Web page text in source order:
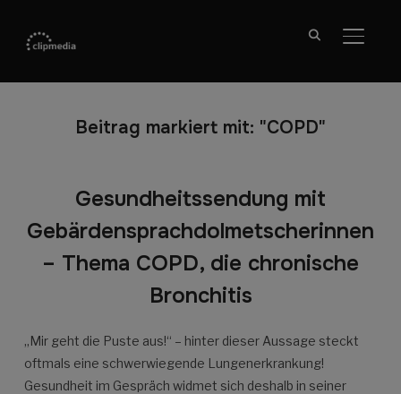
Beitrag markiert mit: "COPD"
Gesundheitssendung mit
Gebärdensprachdolmetscherinnen
– Thema COPD, die chronische
Bronchitis
„Mir geht die Puste aus!“ – hinter dieser Aussage steckt
oftmals eine schwerwiegende Lungenerkrankung!
Gesundheit im Gespräch widmet sich deshalb in seiner